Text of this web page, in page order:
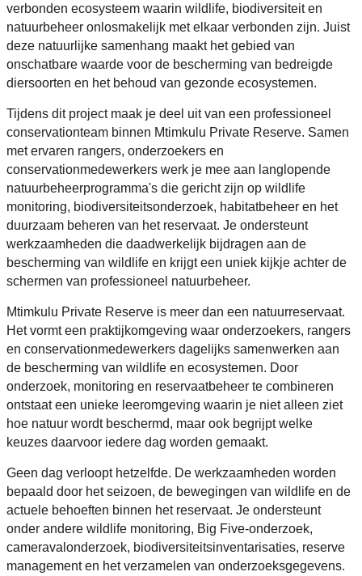
verbonden ecosysteem waarin wildlife, biodiversiteit en
natuurbeheer onlosmakelijk met elkaar verbonden zijn. Juist
deze natuurlijke samenhang maakt het gebied van
onschatbare waarde voor de bescherming van bedreigde
diersoorten en het behoud van gezonde ecosystemen.
Tijdens dit project maak je deel uit van een professioneel
conservationteam binnen Mtimkulu Private Reserve. Samen
met ervaren rangers, onderzoekers en
conservationmedewerkers werk je mee aan langlopende
natuurbeheerprogramma's die gericht zijn op wildlife
monitoring, biodiversiteitsonderzoek, habitatbeheer en het
duurzaam beheren van het reservaat. Je ondersteunt
werkzaamheden die daadwerkelijk bijdragen aan de
bescherming van wildlife en krijgt een uniek kijkje achter de
schermen van professioneel natuurbeheer.
Mtimkulu Private Reserve is meer dan een natuurreservaat.
Het vormt een praktijkomgeving waar onderzoekers, rangers
en conservationmedewerkers dagelijks samenwerken aan
de bescherming van wildlife en ecosystemen. Door
onderzoek, monitoring en reservaatbeheer te combineren
ontstaat een unieke leeromgeving waarin je niet alleen ziet
hoe natuur wordt beschermd, maar ook begrijpt welke
keuzes daarvoor iedere dag worden gemaakt.
Geen dag verloopt hetzelfde. De werkzaamheden worden
bepaald door het seizoen, de bewegingen van wildlife en de
actuele behoeften binnen het reservaat. Je ondersteunt
onder andere wildlife monitoring, Big Five-onderzoek,
cameravalonderzoek, biodiversiteitsinventarisaties, reserve
management en het verzamelen van onderzoeksgegevens.